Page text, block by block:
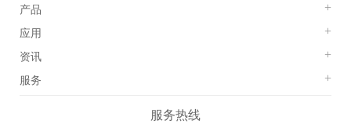
产品 +
应用 +
资讯 +
服务 +
服务热线